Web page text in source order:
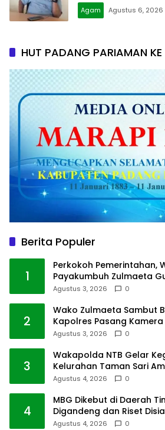
Agam Agustus 6, 2026
HUT PADANG PARIAMAN KE
Berita Populer
1
Perkokoh Pemerintahan,
Payakumbuh Zulmaeta
Agustus 3, 2026 0
2
Wako Zulmaeta Sambut
Kapolres Pasang Kamera
Agustus 3, 2026 0
3
Wakapolda NTB Gelar
Kelurahan Taman Sari
Agustus 4, 2026 0
4
MBG Dikebut di Daerah
Digandeng dan Riset
Agustus 4, 2026 0